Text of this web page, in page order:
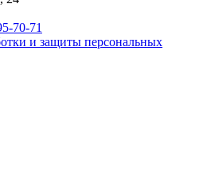
70-71
и защиты персональных